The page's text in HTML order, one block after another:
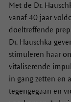
Met de Dr.
vanaf 40 jaar
doeltreffende
Dr. Hauschka
stimuleren haar
vitaliserende
in gang zetten en
tegengegaan en